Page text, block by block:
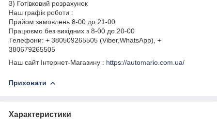
3) Готівковий розрахунок
Наш графік роботи :
Прийом замовлень 8-00 до 21-00
Працюємо без вихідних з 8-00 до 20-00
Телефони: + 380509265505 (Viber,WhatsApp), +
380679265505
Наш сайт Інтернет-Магазину : https://automario.com.ua/
Приховати
Характеристики